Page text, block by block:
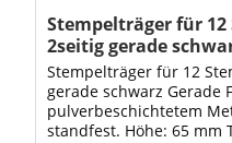
Stempelträger für
2seitig gerade
Stempelträger für 12
gerade schwarz Gerade
pulverbeschichtetem
standfest. Höhe: 65 mm